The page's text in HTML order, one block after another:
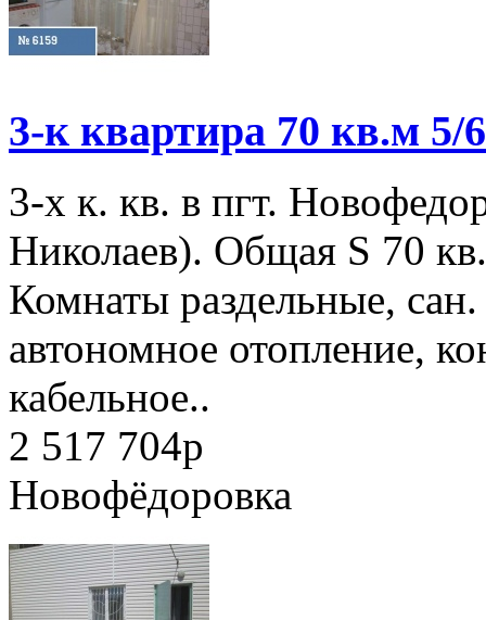
3-к квартира 70 кв.м 5/
3-х к. кв. в пгт.
Николаев). Общая S 70
Комнаты раздельные,
автономное отопление,
кабельное..
2 517 704p
Новофёдоровка